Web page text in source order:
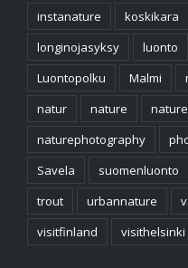
instanature
koskikara
longinojasyksy
luonto
Luontopolku
Malmi
natur
nature
naturephotography
Savela
suomenluonto
trout
urbannature
visitfinland
visithelsinki